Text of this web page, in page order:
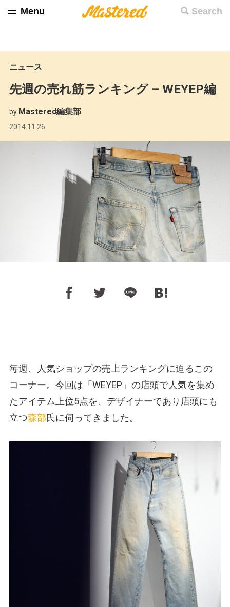
Search
Menu
ニュース
先週の売れ筋ランキング – WEYEP編
by Mastered編集部
2014.11.26
毎週、人気ショップの売上ランキングに迫るこの
コーナー。今回は「WEYEP」の店頭で人気を集め
たアイテム上位5点を、デザイナーであり店頭にも
立つ森部氏に伺ってきました。